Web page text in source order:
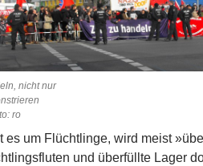
nicht nur
ro
es um Flüchtlinge, wird meist
und überfüllte Lager